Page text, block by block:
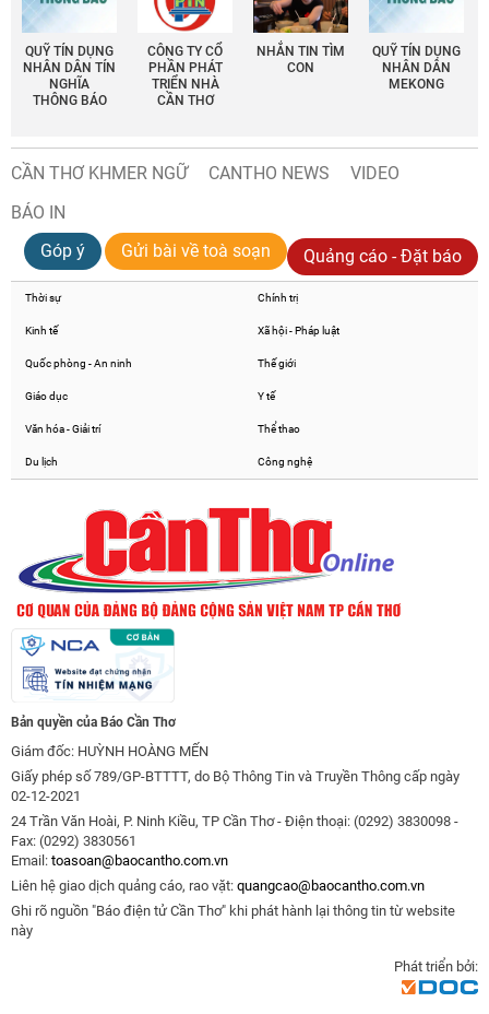
QUỸ TÍN DỤNG
NHÂN DÂN TÍN
NGHĨA
THÔNG BÁO
CÔNG TY CỔ
PHẦN PHÁT
TRIỂN NHÀ
CẦN THƠ
NHẮN TIN TÌM
CON
QUỸ TÍN DỤNG
NHÂN DÂN
MEKONG
CẦN THƠ KHMER NGỮ CANTHO NEWS
VIDEO
BÁO IN
Góp ý
Gửi bài về toà soạn Quảng cáo - Đặt báo
Thời sự Chính trị
Kinh tế Xã hội - Pháp luật
Quốc phòng - An ninh Thế giới
Giáo dục Y tế
Văn hóa - Giải trí Thể thao
Du lịch Công nghệ
Bản quyền của Báo Cần Thơ
Giám đốc: HUỲNH HOÀNG MẾN
Giấy phép số 789/GP-BTTTT, do Bộ Thông Tin và Truyền Thông cấp ngày
02-12-2021
24 Trần Văn Hoài, P. Ninh Kiều, TP Cần Thơ - Điện thoại: (0292) 3830098 -
Fax: (0292) 3830561
Email: toasoan@baocantho.com.vn
Liên hệ giao dịch quảng cáo, rao vặt: quangcao@baocantho.com.vn
Ghi rõ nguồn "Báo điện tử Cần Thơ" khi phát hành lại thông tin từ website
này
Phát triển bởi: